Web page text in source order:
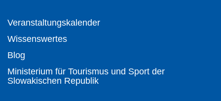
Veranstaltungskalender
Wissenswertes
Blog
Ministerium für Tourismus und Sport der
Slowakischen Republik